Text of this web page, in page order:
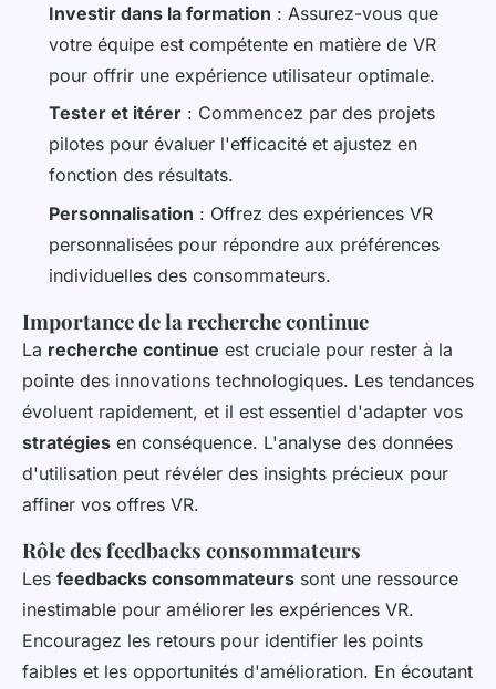
Investir dans la formation : Assurez-vous que
votre équipe est compétente en matière de VR
pour offrir une expérience utilisateur optimale.
Tester et itérer : Commencez par des projets
pilotes pour évaluer l'efficacité et ajustez en
fonction des résultats.
Personnalisation : Offrez des expériences VR
personnalisées pour répondre aux préférences
individuelles des consommateurs.
Importance de la recherche continue
La recherche continue est cruciale pour rester à la
pointe des innovations technologiques. Les tendances
évoluent rapidement, et il est essentiel d'adapter vos
stratégies en conséquence. L'analyse des données
d'utilisation peut révéler des insights précieux pour
affiner vos offres VR.
Rôle des feedbacks consommateurs
Les feedbacks consommateurs sont une ressource
inestimable pour améliorer les expériences VR.
Encouragez les retours pour identifier les points
faibles et les opportunités d'amélioration. En écoutant